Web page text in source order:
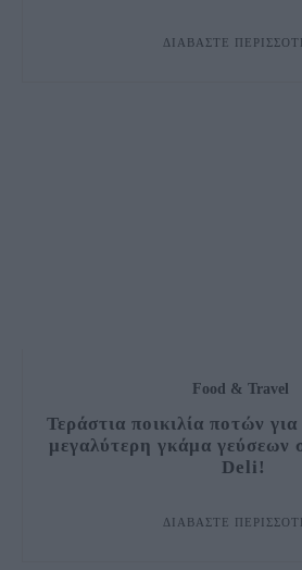
ΔΙΑΒΆΣΤΕ
Food & Travel
Τεράστια ποικιλία ποτών
μεγαλύτερη γκάμα
Deli!
ΔΙΑΒΆΣΤΕ